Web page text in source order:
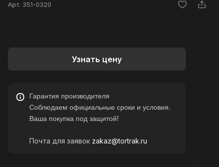
Арт. 351-0320
Узнать цену
Гарантия производителя
Соблюдаем официальные сроки и условия.
Ваша покупка под защитой!
Почта для заявок zakaz@tortrak.ru